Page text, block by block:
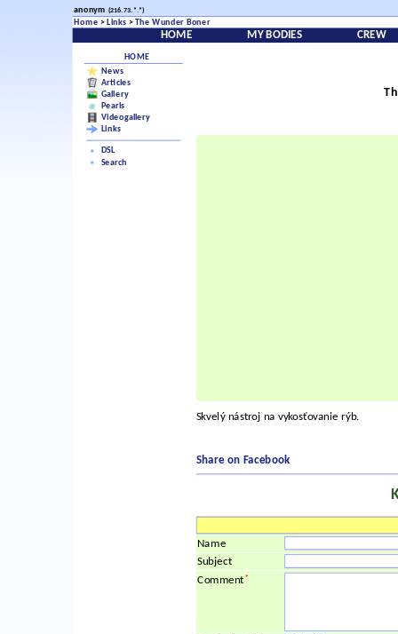
anonym (216.73.*.*)
Home > Links >The Wunder Boner
HOME MY BODIES CREW
HOME
News
Articles
Gallery
Pearls
Videogallery
Links
DSL
Search
Skvelý nástroj na vykosťovanie rýb.
Share on Facebook
Name
Subject
Comment*